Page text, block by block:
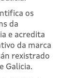
os
da
e acredita
da marca
rexistrado
Galicia.